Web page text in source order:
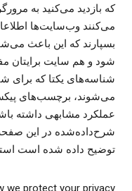
که بازدید می‌کنید به
می‌کنند وب‌سایت‌ها
بسپارند که این باعث
شود و هم سایت برایتان
شناسه‌های یکتا که برای
می‌شوند، برچسب‌های
عملکرد مشابهی داشته
شرح‌داده‌شده در این
توضیح داده شده است
we protect your privacy